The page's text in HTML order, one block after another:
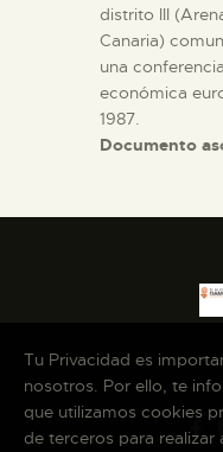
distrito III
Canaria)
una
económica
1987.
Documento
Tu Privacidad es
nosotros. Por ello, te
que utilizamos cookies
de terceros para realizar